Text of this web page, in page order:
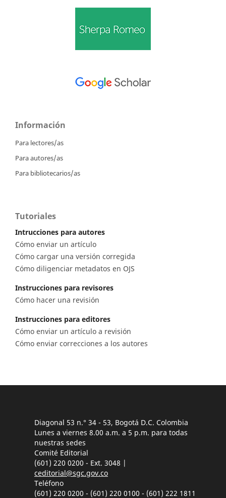
Información
Para lectores/as
Para autores/as
Para bibliotecarios/as
Tutoriales
Intrucciones para autores
Cómo enviar un artículo
Cómo cargar una versión corregida
Cómo diligenciar metadatos en OJS
Instrucciones para revisores
Cómo hacer una revisión
Instrucciones para editores
Cómo enviar un artículo a revisión
Cómo enviar correcciones a los autores
Diagonal 53 n.° 34 - 53, Bogotá D.C. Colombia
Lunes a viernes 8.00 a.m. a 5 p.m. para todas
nuestras sedes
Comité Editorial
(601) 220 0200 - Ext. 3048 |
ceditorial@sgc.gov.co
Teléfono
(601) 220 0200 - (601) 220 0100 - (601) 222 1811